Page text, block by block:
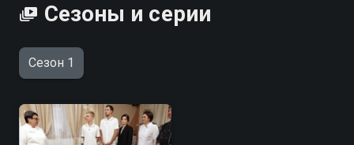
Сезоны и серии
Сезон 1